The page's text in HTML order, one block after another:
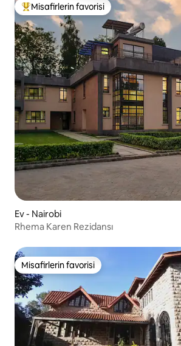
Misafirlerin favorilerinden en
Misafirlerin favorisi
Ev - Nairobi
Rhema Karen Rezidansı
Misafirlerin favorisi
Misafirlerin favorisi